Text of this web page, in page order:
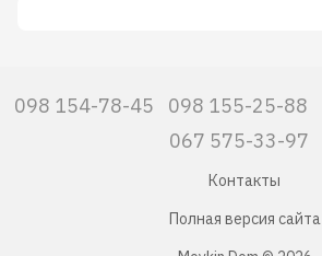
098 154-78-45 098 155-25-88
067 575-33-97
Контакты
Полная версия сайта